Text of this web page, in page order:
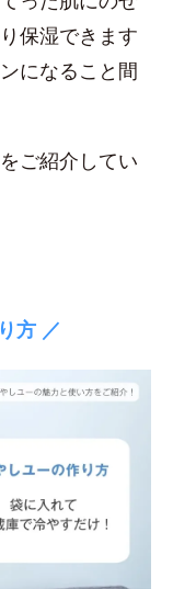
保湿できます
になること間
ご紹介してい
方 ／